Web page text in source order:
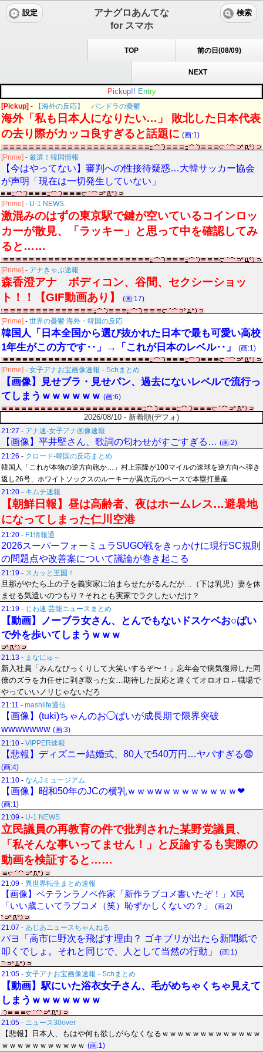
アナグロあんてな
for スマホ
設定 検索
TOP 前の日(08/09)
NEXT
Pic kup!! Entry
[Pickup] - 【海外の反応】 パンドラの憂鬱
海外「私も日本人になりたい…」 敗北した日本代表
の去り際がカッコ良すぎると話題に (画:1)
[Prime] - 厳選！韓国情報
【今はやってない】審判への性接待疑惑…大韓サッカー協会
が声明「現在は一切発生していない」
[Prime] - U-1 NEWS.
激混みのはずの東京駅で鍵が空いているコインロッ
カーが散見、「ラッキー」と思って中を確認してみ
ると……
[Prime] - アナきゃぷ速報
森香澄アナ ボディコン、谷間、セクシーショッ
ト！！【GIF動画あり】
(画:17)
[Prime] - 世界の憂鬱 海外・韓国の反応
韓国人「日本全国から選び抜かれた日本で最も可愛い高校
1年生がこの方です‥」→「これが日本のレベル‥」
(画:1)
[Prime] - 女子アナお宝画像速報－5chまとめ
【画像】見せブラ・見せパン、過去にないレベルで流行っ
てしまうｗｗｗｗｗｗ (画:6)
2026/08/10 - 新着順(デフォ)
21:27 - アナ速‐女子アナ画像速報
【画像】平井堅さん、歌詞の匂わせがすごすぎる… (画:2)
21:26 - クロード-韓国の反応まとめ
韓国人「これが本物の逆方向砲か…」村上宗隆が100マイルの速球を逆方向へ弾き
返し26号、ホワイトソックスのルーキーが異次元のペースで本塁打量産
21:20 - キムチ速報
【朝鮮日報】昼は高齢者、夜はホームレス…避暑地
になってしまった仁川空港
21:20 - F1情報通
2026スーパーフォーミュラSUGO戦をきっかけに現行SC規則
の問題点や改善案について議論が巻き起こる
21:19 - スカッと王国！
旦那がやたら上の子を義実家に泊まらせたがるんだが…（下は乳児）妻を休
ませる気遣いのつもり？それとも実家でラクしたいだけ？
21:19 - じわ速 芸能ニュースまとめ
【動画】ノーブラ女さん、とんでもないドスケベお○ぱい
で外を歩いてしまうｗｗｗ
21:13 - まなにゅ～
新入社員「みんなびっくりして大笑いするぞ〜！」忘年会で病気復帰した同
僚のズラを力任せに剥ぎ取った女…期待した反応と違くてオロオロ←職場で
やっていいノリじゃないだろ
21:11 - mashlife通信
【画像】(tuki)ちゃんのお◯ぱいが成長期で限界突破
wwwwwww (画:3)
21:10 - VIPPER速報
【悲報】ディズニー結婚式、80人で540万円…ヤバすぎる😨
(画:4)
21:10 - なんJミュージアム
【画像】昭和50年のJCの横乳ｗｗｗwｗｗｗｗｗｗｗｗ❤
(画:1)
21:09 - U-1 NEWS.
立民議員の再教育の件で批判された某野党議員、
「私そんな事いってません！」と反論するも実際の
動画を検証すると……
21:09 - 異世界転生まとめ速報
【画像】ベテランラノベ作家「新作ラブコメ書いたぞ！」X民
「いい歳こいてラブコメ（笑）恥ずかしくないの？」
(画:2)
21:07 - あじあニュースちゃんねる
パヨ「高市に野次を飛ばす理由？ ゴキブリが出たら新聞紙で
叩くでしょ。それと同じで、人として当然の行動」
(画:1)
21:05 - 女子アナお宝画像速報－5chまとめ
【動画】駅にいた浴衣女子さん、毛がめちゃくちゃ見えて
しまうｗｗｗｗｗｗｗ
21:05 - ニュース30over
【悲報】日本人、もはや何も欲しがらなくなるｗｗｗｗｗｗｗｗｗｗｗｗｗ
ｗｗｗｗｗｗｗｗｗｗｗ (画:1)